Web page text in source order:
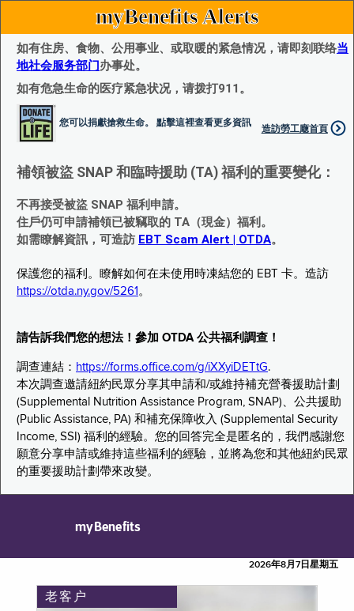
myBenefits Alerts
如有住房、食物、公用事业、或取暖的紧急情况，请即刻联络当
地社会服务部门办事处。
如有危急生命的医疗紧急状况，请拨打911。
您可以捐獻搶救生命。 點擊這裡查看更多資訊
造訪勞工廰首頁
補領被盜 SNAP 和臨時援助 (TA) 福利的重要變化：
不再接受被盜 SNAP 福利申請。
住戶仍可申請補領已被竊取的 TA（現金）福利。
如需瞭解資訊，可造訪 EBT Scam Alert | OTDA。
保護您的福利。瞭解如何在未使用時凍結您的 EBT 卡。造訪
https://otda.ny.gov/5261 。
請告訴我們您的想法！參加 OTDA 公共福利調查！
調查連結： https://forms.office.com/g/iXXyiDETtG.
本次調查邀請紐約民眾分享其申請和/或維持補充營養援助計劃
(Supplemental Nutrition Assistance Program, SNAP)、公共援助
(Public Assistance, PA) 和補充保障收入 (Supplemental Security
Income, SSI) 福利的經驗。您的回答完全是匿名的，我們感謝您
願意分享申請或維持這些福利的經驗，並將為您和其他紐約民眾
的重要援助計劃帶來改變。
myBenefits
2026年8月7日星期五
老客户